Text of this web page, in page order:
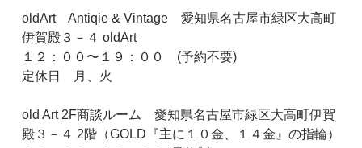
oldArt Antiqie & Vintage 愛知県名古屋市緑区大高町
伊賀殿３－４ oldArt
１２：００〜１９：００ (予約不要)
定休日 月、火
old Art 2F商談ルーム 愛知県名古屋市緑区大高町伊賀
殿３－４ 2階（GOLD『主に１０金、１４金』の指輪）